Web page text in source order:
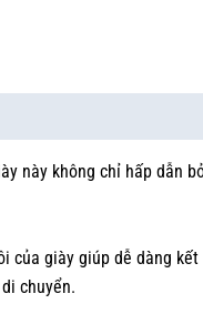
này không chỉ hấp dẫn
giày giúp dễ dàng
chuyển.